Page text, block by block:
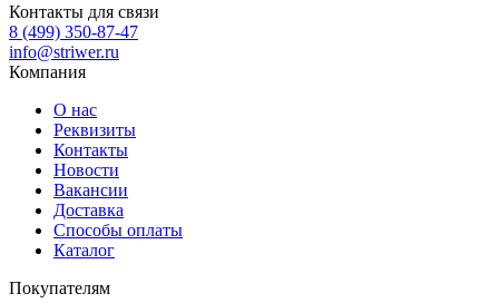
Контакты для связи
8 (499) 350-87-47
info@striwer.ru
Компания
О нас
Реквизиты
Контакты
Новости
Вакансии
Доставка
Способы оплаты
Каталог
Покупателям